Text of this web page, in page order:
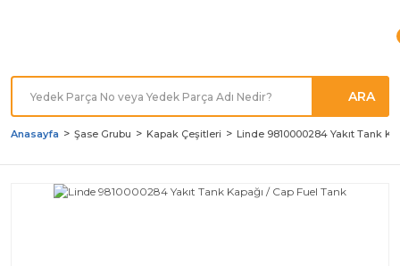
ARA
Anasayfa Şase Grubu Kapak Çeşitleri Linde 9810000284 Yakıt Tank